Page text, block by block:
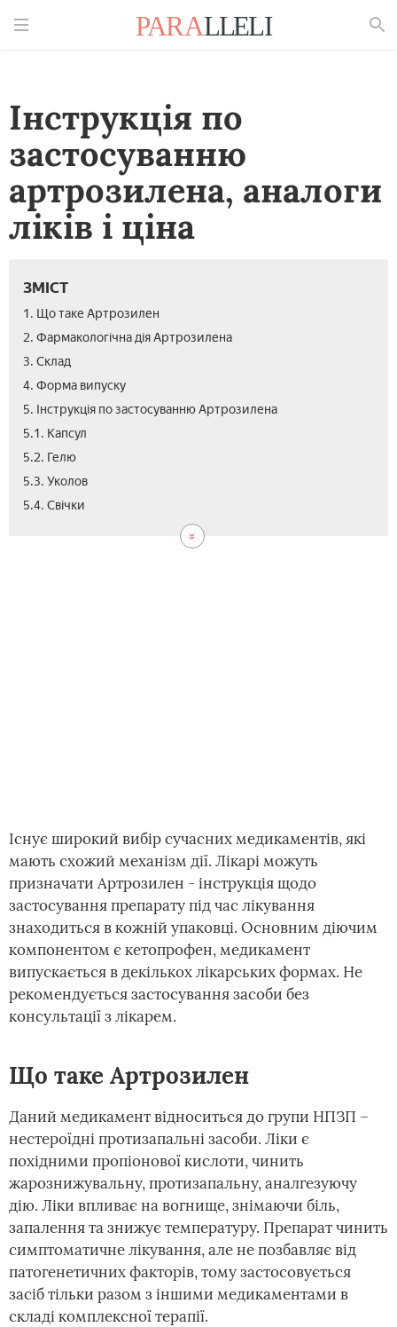
Інструкція по
застосуванню
артрозилена, аналоги
ліків і ціна
ЗМІСТ
1. Що таке Артрозилен
2. Фармакологічна дія Артрозилена
3. Склад
4. Форма випуску
5. Інструкція по застосуванню Артрозилена
5.1. Капсул
5.2. Гелю
5.3. Уколов
5.4. Свічки
Існує широкий вибір сучасних медикаментів, які
мають схожий механізм дії. Лікарі можуть
призначати Артрозилен - інструкція щодо
застосування препарату під час лікування
знаходиться в кожній упаковці. Основним діючим
компонентом є кетопрофен, медикамент
випускається в декількох лікарських формах. Не
рекомендується застосування засоби без
консультації з лікарем.
Що таке Артрозилен
Даний медикамент відноситься до групи НПЗП –
нестероїдні протизапальні засоби. Ліки є
похідними пропіонової кислоти, чинить
жарознижувальну, протизапальну, аналгезуючу
дію. Ліки впливає на вогнище, знімаючи біль,
запалення та знижує температуру. Препарат чинить
симптоматичне лікування, але не позбавляє від
патогенетичних факторів, тому застосовується
засіб тільки разом з іншими медикаментами в
складі комплексної терапії.